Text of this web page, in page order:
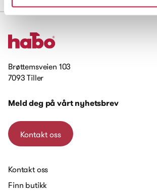
Brøttemsveien 103
7093 Tiller
Meld deg på vårt nyhetsbrev
Kontakt oss
Kontakt oss
Finn butikk